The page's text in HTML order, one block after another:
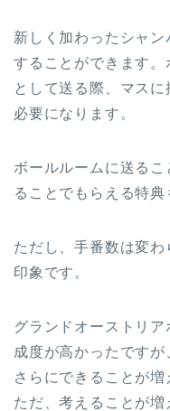
新しく加わったシャ
することができます
として送る際、マス
必要になります。
ボールルームに送る
ることでもらえる特典
ただし、手番数は変
印象です。
グランドオーストリ
成度が高かったですが
さらにできることが増
ただ、考えることが